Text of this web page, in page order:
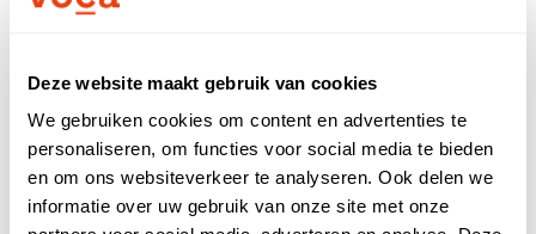
Deze website maakt gebruik van cookies
We gebruiken cookies om content en advertenties te
personaliseren, om functies voor social media te bieden
en om ons websiteverkeer te analyseren. Ook delen we
informatie over uw gebruik van onze site met onze
Inloggen
Bel direct
Voor- en achternaam